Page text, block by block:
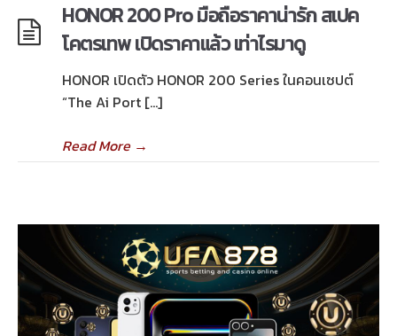
HONOR 200 Pro มือถือราคาน่ารัก สเปค
โคตรเทพ เปิดราคาแล้ว เท่าไรมาดู
HONOR เปิดตัว HONOR 200 Series ในคอนเซปต์
“The Ai Port […]
Read More→